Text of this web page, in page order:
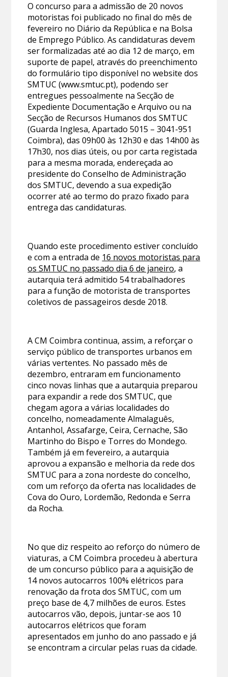
O concurso para a admissão de 20 novos
motoristas foi publicado no final do mês de
fevereiro no Diário da República e na Bolsa
de Emprego Público. As candidaturas devem
ser formalizadas até ao dia 12 de março, em
suporte de papel, através do preenchimento
do formulário tipo disponível no website dos
SMTUC (www.smtuc.pt), podendo ser
entregues pessoalmente na Secção de
Expediente Documentação e Arquivo ou na
Secção de Recursos Humanos dos SMTUC
(Guarda Inglesa, Apartado 5015 – 3041-951
Coimbra), das 09h00 às 12h30 e das 14h00 às
17h30, nos dias úteis, ou por carta registada
para a mesma morada, endereçada ao
presidente do Conselho de Administração
dos SMTUC, devendo a sua expedição
ocorrer até ao termo do prazo fixado para
entrega das candidaturas.
Quando este procedimento estiver concluído
e com a entrada de 16 novos motoristas para
os SMTUC no passado dia 6 de janeiro, a
autarquia terá admitido 54 trabalhadores
para a função de motorista de transportes
coletivos de passageiros desde 2018.
A CM Coimbra continua, assim, a reforçar o
serviço público de transportes urbanos em
várias vertentes. No passado mês de
dezembro, entraram em funcionamento
cinco novas linhas que a autarquia preparou
para expandir a rede dos SMTUC, que
chegam agora a várias localidades do
concelho, nomeadamente Almalaguês,
Antanhol, Assafarge, Ceira, Cernache, São
Martinho do Bispo e Torres do Mondego.
Também já em fevereiro, a autarquia
aprovou a expansão e melhoria da rede dos
SMTUC para a zona nordeste do concelho,
com um reforço da oferta nas localidades de
Cova do Ouro, Lordemão, Redonda e Serra
da Rocha.
No que diz respeito ao reforço do número de
viaturas, a CM Coimbra procedeu à abertura
de um concurso público para a aquisição de
14 novos autocarros 100% elétricos para
renovação da frota dos SMTUC, com um
preço base de 4,7 milhões de euros. Estes
autocarros vão, depois, juntar-se aos 10
autocarros elétricos que foram
apresentados em junho do ano passado e já
se encontram a circular pelas ruas da cidade.